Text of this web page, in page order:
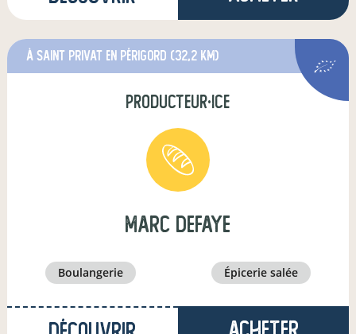
à Saint Privat en Périgord (32,2 km)
producteur·ice
marc defaye
boulangerie épicerie salée